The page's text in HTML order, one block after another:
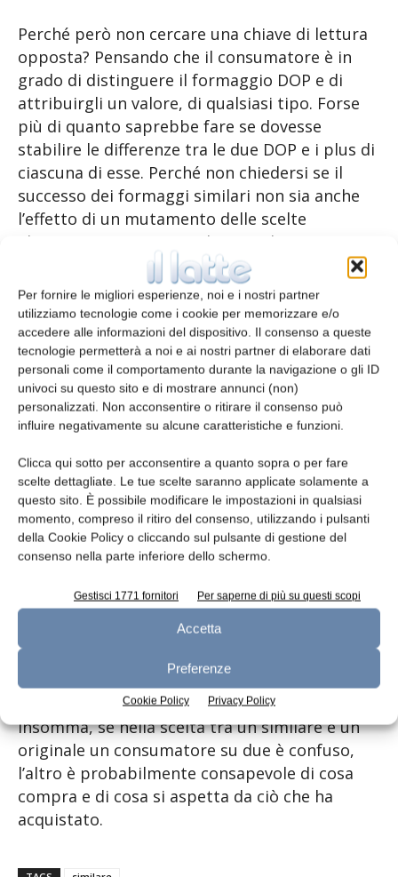
Per fornire le migliori esperienze, noi e i nostri partner
utilizziamo tecnologie come i cookie per memorizzare e/o
accedere alle informazioni del dispositivo. Il consenso a queste
tecnologie permetterà a noi e ai nostri partner di elaborare dati
personali come il comportamento durante la navigazione o gli ID
univoci su questo sito e di mostrare annunci (non)
personalizzati. Non acconsentire o ritirare il consenso può
influire negativamente su alcune caratteristiche e funzioni.
Clicca qui sotto per acconsentire a quanto sopra o per fare
scelte dettagliate. Le tue scelte saranno applicate solamente a
questo sito. È possibile modificare le impostazioni in qualsiasi
momento, compreso il ritiro del consenso, utilizzando i pulsanti
della Cookie Policy o cliccando sul pulsante di gestione del
consenso nella parte inferiore dello schermo.
Gestisci 1771 fornitori Per saperne di più su questi scopi
Accetta
Preferenze
Cookie Policy Privacy Policy
Perché però non cercare una chiave di lettura
opposta? Pensando che il consumatore è in
grado di distinguere il formaggio DOP e di
attribuirgli un valore, di qualsiasi tipo. Forse
più di quanto saprebbe fare se dovesse
stabilire le differenze tra le due DOP e i plus di
ciascuna di esse. Perché non chiedersi se il
successo dei formaggi similari non sia anche
l’effetto di un mutamento delle scelte
alimentari? Magari inizialmente determinato
da una questione di costo e, perché no, oggi
anche dalla conoscenza delle caratteristiche
dei formaggi similari. Percepiti distinti, almeno
in relazione al differenziale di prezzo, ma non
inferiori per certi tratti qualitativi e di servizio
rispetto agli originali.
Di certo il rapporto tra alimento e
termini di capacità di spesa lo è sempre stato,
oggi lo è anche in relazione ad aspettative e
preferenze. Non si spiegherebbe altrimenti il
successo dei prodotti con marchio di qualità e
origine, ma anche quello delfast food
prodotti etnici e esotici. Tutti prodotti le cui
materie prime e processi di preparazione, a
differenza dei nostri formaggi DOP, non si
avvantaggiano certo del valore aggiunto dato
dal marchio e dall’italianità.
Insomma, se nella scelta tra un similare e un
originale un consumatore su due è confuso,
l’altro è probabilmente consapevole di cosa
compra e di cosa si aspetta da ciò che ha
acquistato.